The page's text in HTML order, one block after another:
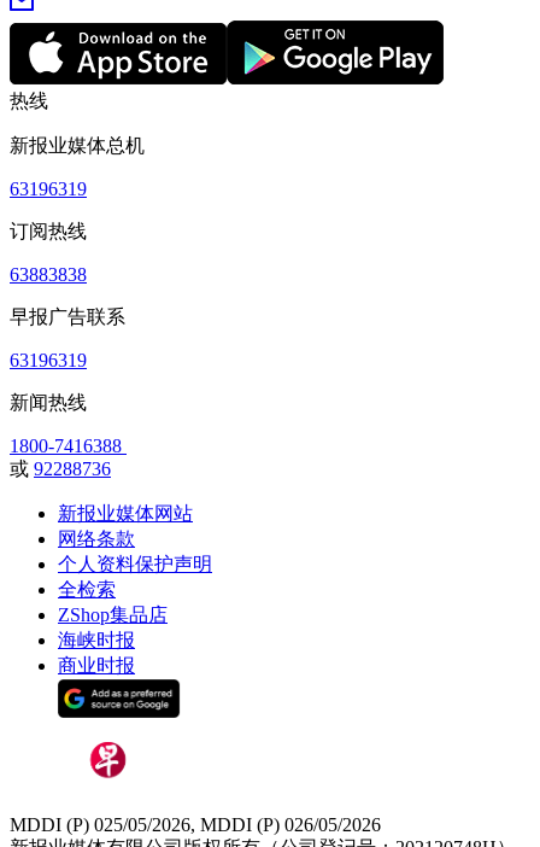
热线
新报业媒体总机
63196319
订阅热线
63883838
早报广告联系
63196319
新闻热线
1800-7416388
或 92288736
新报业媒体网站
网络条款
个人资料保护声明
全检索
ZShop集品店
海峡时报
商业时报
MDDI (P) 025/05/2026, MDDI (P) 026/05/2026